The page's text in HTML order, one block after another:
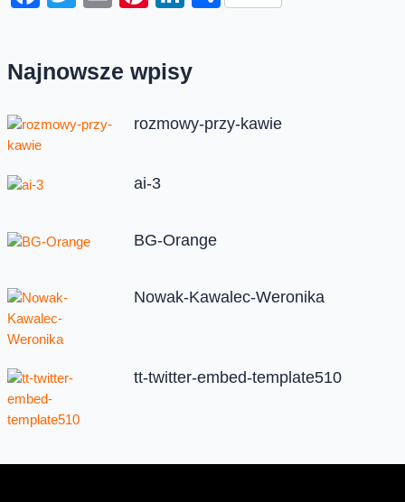
Najnowsze wpisy
rozmowy-przy-kawie
ai-3
BG-Orange
Nowak-Kawalec-Weronika
tt-twitter-embed-template510